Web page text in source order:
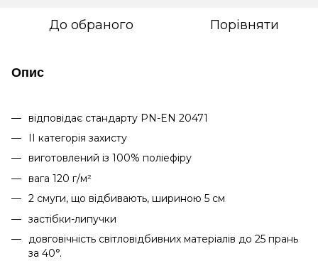
До обраного Порівняти
Опис
відповідає стандарту PN-EN 20471
ІІ категорія захисту
виготовлений із 100% поліефіру
вага 120 г/м²
2 смуги, що відбивають, шириною 5 см
застібки-липучки
довговічність світловідбивних матеріалів до 25 прань
за 40°.